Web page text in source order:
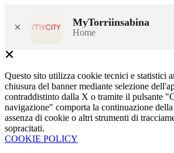
× MyTorriinsabina
Home
Questo sito utilizza cookie tecnici e statistici
chiusura del banner mediante selezione
contraddistinto dalla X o tramite il pulsante
navigazione" comporta la continuazione
assenza di cookie o altri strumenti di
sopracitati.
COOKIE POLICY